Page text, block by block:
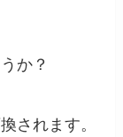
か？
されます。